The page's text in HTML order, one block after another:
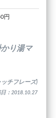
円
り湯マ
チフレーズ)
：2018.10.27